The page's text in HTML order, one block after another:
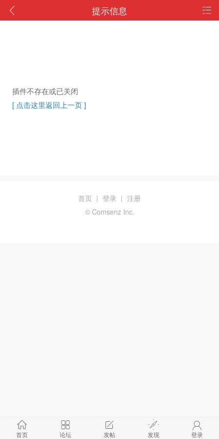
提示信息
插件不存在或已关闭
[ 点击这里返回上一页 ]
首页 论坛 发帖 发现 登录
首页 | 登录 | 注册
© Comsenz Inc.